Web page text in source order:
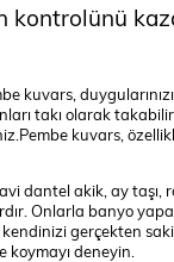
kontrolünü
kuvars,
takı olarak
kuvars,
dantel akik, ay taşı,
Onlarla banyo
gerçekten
deneyin.